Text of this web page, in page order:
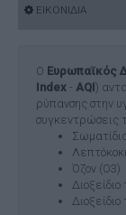
ΕΙΚΟΝΙΔΙΑ
Ο Ευρωπαϊκός
Index - AQI )
ρύπανσης στην
Όζον (O3)